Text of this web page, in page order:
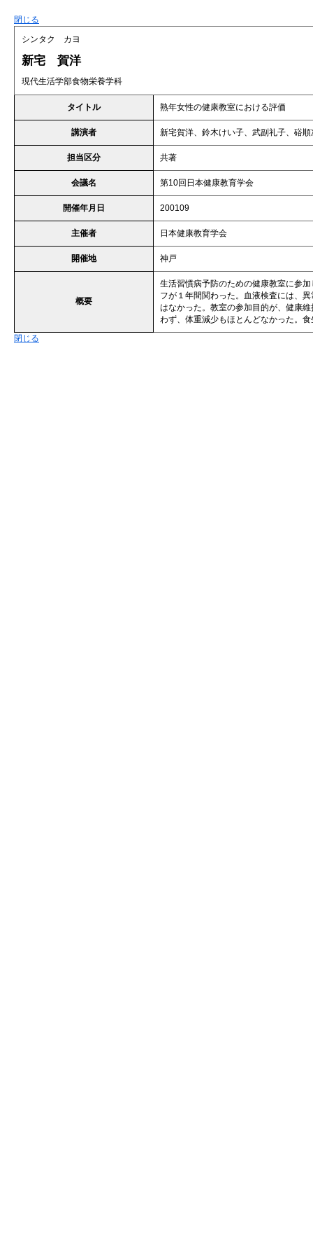
閉じる
シンタク カヨ
新宅 賀洋
現代生活学部食物栄養学科
タイトル 熟年女性の健康教室における評価
講演者 新宅賀洋、鈴木けい子、武副礼子、硲順
担当区分 共著
会議名 第10回日本健康教育学会
開催年月日 200109
主催者 日本健康教育学会
開催地 神戸
概要
生活習慣病予防のための健康教室に参
フが１年間関わった。血液検査には、
はなかった。教室の参加目的が、健康
わず、体重減少もほとんどなかった。
閉じる